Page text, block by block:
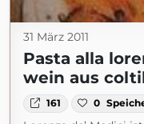
31 März 2011
Pasta alla
wein aus
161 0